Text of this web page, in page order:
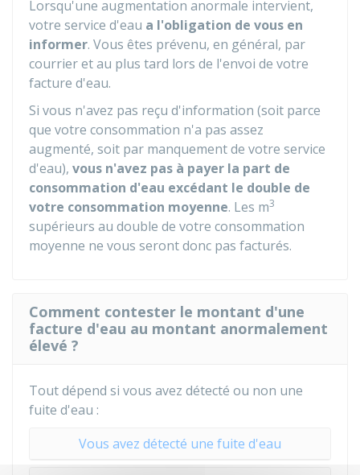
Lorsqu'une augmentation anormale intervient,
votre service d'eau a l'obligation de vous en
informer. Vous êtes prévenu, en général, par
courrier et au plus tard lors de l'envoi de votre
facture d'eau.
Si vous n'avez pas reçu d'information (soit parce
que votre consommation n'a pas assez
augmenté, soit par manquement de votre service
d'eau), vous n'avez pas à payer la part de
consommation d'eau excédant le double de
votre consommation moyenne. Les m3
supérieurs au double de votre consommation
moyenne ne vous seront donc pas facturés.
Comment contester le montant d'une
facture d'eau au montant anormalement
élevé ?
Tout dépend si vous avez détecté ou non une
fuite d'eau :
Vous avez détecté une fuite d'eau